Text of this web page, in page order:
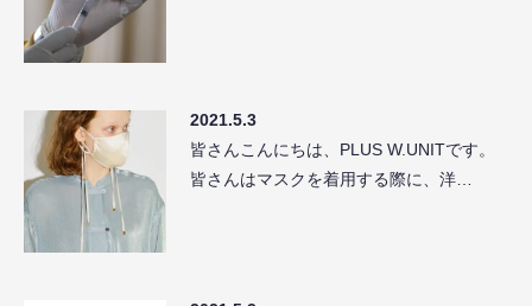
2021.5.3
皆さんこんにちは、PLUS W.UNITです。
皆さんはマスクを着用する際に、洋…